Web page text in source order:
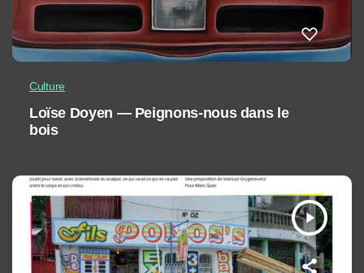
Culture
Loïse Doyen — Peignons-nous dans le
bois
play_arrow